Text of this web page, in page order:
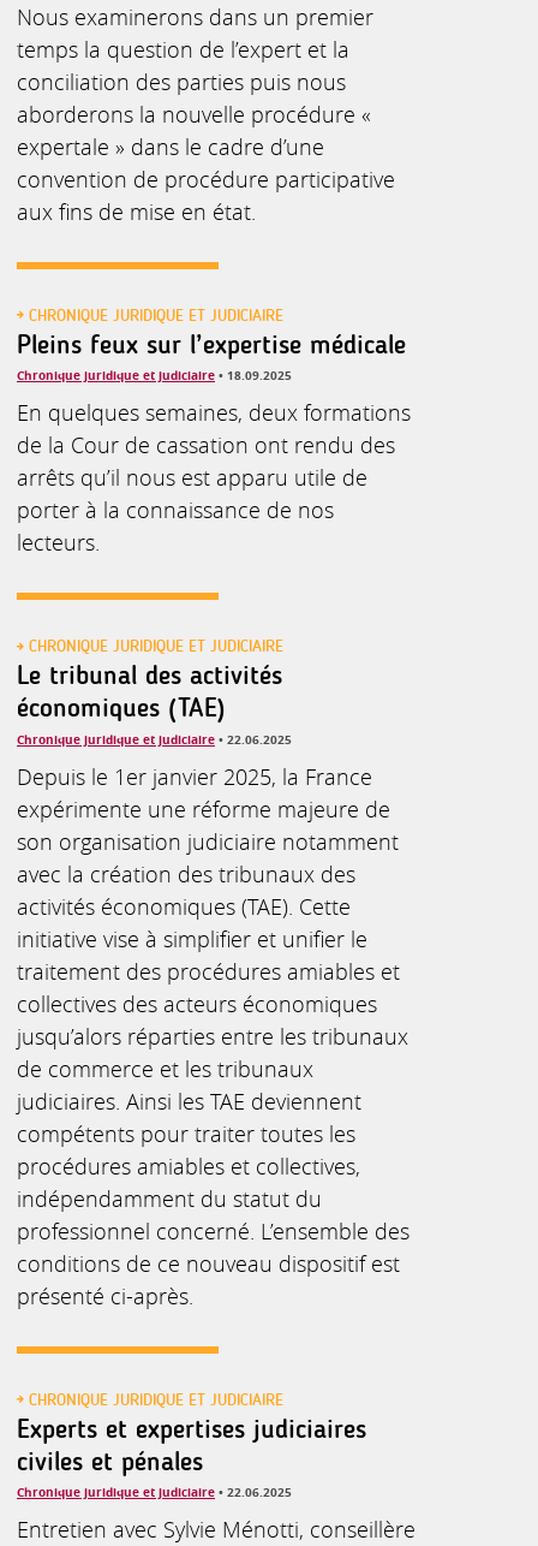
Nous examinerons dans un premier
temps la question de l’expert et la
conciliation des parties puis nous
aborderons la nouvelle procédure «
expertale » dans le cadre d’une
convention de procédure participative
aux fins de mise en état.
CHRONIQUE JURIDIQUE ET JUDICIAIRE
Pleins feux sur l’expertise médicale
Chronique juridique et judiciaire • 18.09.2025
En quelques semaines, deux formations
de la Cour de cassation ont rendu des
arrêts qu’il nous est apparu utile de
porter à la connaissance de nos
lecteurs.
CHRONIQUE JURIDIQUE ET JUDICIAIRE
Le tribunal des activités
économiques (TAE)
Chronique juridique et judiciaire • 22.06.2025
Depuis le 1er janvier 2025, la France
expérimente une réforme majeure de
son organisation judiciaire notamment
avec la création des tribunaux des
activités économiques (TAE). Cette
initiative vise à simplifier et unifier le
traitement des procédures amiables et
collectives des acteurs économiques
jusqu’alors réparties entre les tribunaux
de commerce et les tribunaux
judiciaires. Ainsi les TAE deviennent
compétents pour traiter toutes les
procédures amiables et collectives,
indépendamment du statut du
professionnel concerné. L’ensemble des
conditions de ce nouveau dispositif est
présenté ci-après.
CHRONIQUE JURIDIQUE ET JUDICIAIRE
Experts et expertises judiciaires
civiles et pénales
Chronique juridique et judiciaire • 22.06.2025
Entretien avec Sylvie Ménotti, conseillère